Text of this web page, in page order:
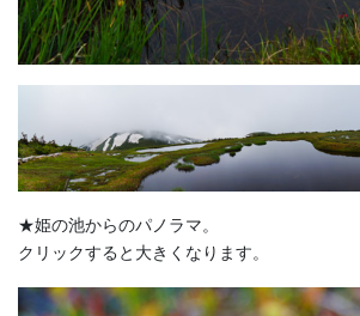
★姫の池からのパノラマ。
クリックすると大きくなります。